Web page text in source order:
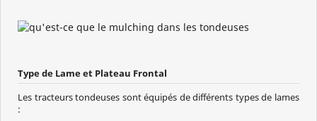
Type de Lame et Plateau Frontal
Les tracteurs tondeuses sont équipés de différents types de lames
: